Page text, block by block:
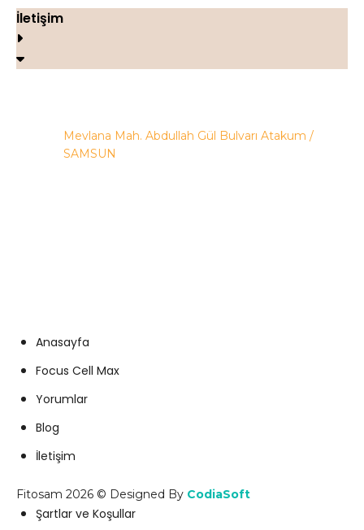
İletişim
Mevlana Mah. Abdullah Gül Bulvarı Atakum /
SAMSUN
Anasayfa
Focus Cell Max
Yorumlar
Blog
İletişim
Fitosam 2026 © Designed By CodiaSoft
Şartlar ve Koşullar